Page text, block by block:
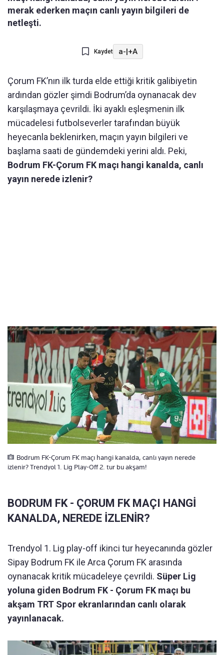
merak ederken maçın canlı yayın bilgileri de
netleşti.
Kaydet a-|+A
Çorum FK’nın ilk turda elde ettiği kritik galibiyetin
ardından gözler şimdi Bodrum’da oynanacak dev
karşılaşmaya çevrildi. İki ayaklı eşleşmenin ilk
mücadelesi futbolseverler tarafından büyük
heyecanla beklenirken, maçın yayın bilgileri ve
başlama saati de gündemdeki yerini aldı. Peki,
Bodrum FK-Çorum FK maçı hangi kanalda, canlı
yayın nerede izlenir?
Bodrum FK-Çorum FK maçı hangi kanalda, canlı yayın nerede
izlenir? Trendyol 1. Lig Play-Off 2. tur bu akşam!
BODRUM FK - ÇORUM FK MAÇI HANGİ
KANALDA, NEREDE İZLENİR?
Trendyol 1. Lig play-off ikinci tur heyecanında gözler
Sipay Bodrum FK ile Arca Çorum FK arasında
oynanacak kritik mücadeleye çevrildi. Süper Lig
yoluna giden Bodrum FK - Çorum FK maçı bu
akşam TRT Spor ekranlarından canlı olarak
yayınlanacak.